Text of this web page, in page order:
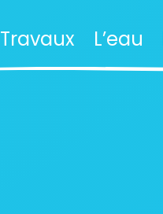
Travaux L’eau